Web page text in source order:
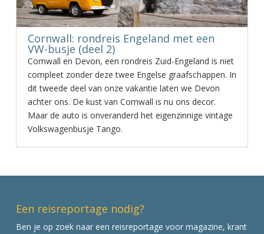
Cornwall: rondreis Engeland met een
VW-busje (deel 2)
Cornwall en Devon, een rondreis Zuid-Engeland is niet
compleet zonder deze twee Engelse graafschappen. In
dit tweede deel van onze vakantie laten we Devon
achter ons. De kust van Cornwall is nu ons decor.
Maar de auto is onveranderd het eigenzinnige vintage
Volkswagenbusje Tango.
Een reisreportage nodig?
Ben je op zoek naar een reisreportage voor magazine, krant